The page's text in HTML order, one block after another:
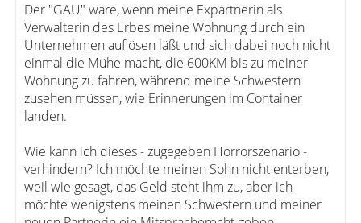
Der "GAU" wäre, wenn meine Expartnerin als
Verwalterin des Erbes meine Wohnung durch ein
Unternehmen auflösen läßt und sich dabei noch nicht
einmal die Mühe macht, die 600KM bis zu meiner
Wohnung zu fahren, während meine Schwestern
zusehen müssen, wie Erinnerungen im Container
landen.
Wie kann ich dieses - zugegeben Horrorszenario -
verhindern? Ich möchte meinen Sohn nicht enterben,
weil wie gesagt, das Geld steht ihm zu, aber ich
möchte wenigstens meinen Schwestern und meiner